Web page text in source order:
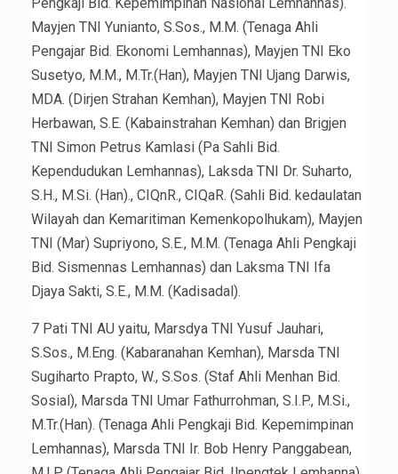
Mayjen TNI Yunianto, S.Sos., M.M. (Tenaga Ahli
Pengajar Bid. Ekonomi Lemhannas), Mayjen TNI Eko
Susetyo, M.M., M.Tr.(Han), Mayjen TNI Ujang Darwis,
MDA. (Dirjen Strahan Kemhan), Mayjen TNI Robi
Herbawan, S.E. (Kabainstrahan Kemhan) dan Brigjen
TNI Simon Petrus Kamlasi (Pa Sahli Bid.
Kependudukan Lemhannas), Laksda TNI Dr. Suharto,
S.H., M.Si. (Han)., CIQnR., CIQaR. (Sahli Bid. kedaulatan
Wilayah dan Kemaritiman Kemenkopolhukam), Mayjen
TNI (Mar) Supriyono, S.E., M.M. (Tenaga Ahli Pengkaji
Bid. Sismennas Lemhannas) dan Laksma TNI Ifa
Djaya Sakti, S.E., M.M. (Kadisadal).
7 Pati TNI AU yaitu, Marsdya TNI Yusuf Jauhari,
S.Sos., M.Eng. (Kabaranahan Kemhan), Marsda TNI
Sugiharto Prapto, W., S.Sos. (Staf Ahli Menhan Bid.
Sosial), Marsda TNI Umar Fathurrohman, S.I.P., M.Si.,
M.Tr.(Han). (Tenaga Ahli Pengkaji Bid. Kepemimpinan
Lemhannas), Marsda TNI Ir. Bob Henry Panggabean,